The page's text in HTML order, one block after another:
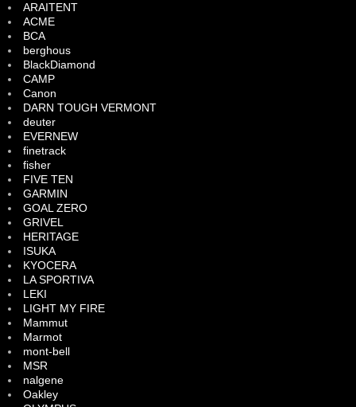
ARAITENT
ACME
BCA
berghous
BlackDiamond
CAMP
Canon
DARN TOUGH VERMONT
deuter
EVERNEW
finetrack
fisher
FIVE TEN
GARMIN
GOAL ZERO
GRIVEL
HERITAGE
ISUKA
KYOCERA
LA SPORTIVA
LEKI
LIGHT MY FIRE
Mammut
Marmot
mont-bell
MSR
nalgene
Oakley